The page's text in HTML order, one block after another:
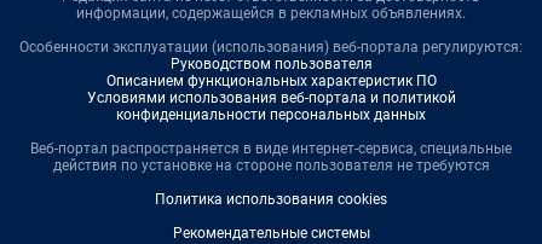
информации, содержащейся в рекламных объявлениях.
Особенности эксплуатации (использования) веб-портала регулируются:
Руководством пользователя
Описанием функциональных характеристик ПО
Условиями использования веб-портала и политикой
конфиденциальности персональных данных
Веб-портал распространяется в виде интернет-сервиса, специальные
действия по установке на стороне пользователя не требуются
Политика использования cookies
Рекомендательные системы